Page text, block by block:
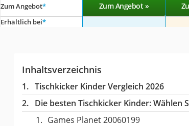
Zum Angebot* Zum Angebot »
Erhältlich bei*
Inhaltsverzeichnis
Tischkicker Kinder Vergleich 2026
Die besten Tischkicker Kinder:Wählen
Games Planet 20060199